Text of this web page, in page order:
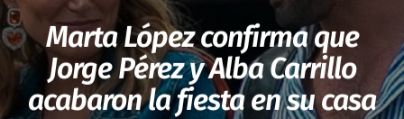
Marta López confirma que
Jorge Pérez y Alba Carrillo
acabaron la fiesta en su casa